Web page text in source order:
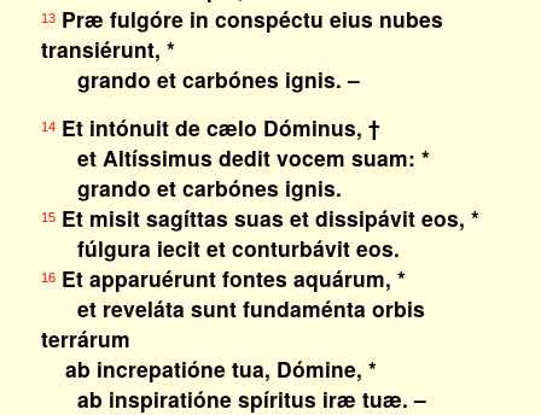
13Præ fulgóre in conspéctu eius nubes
transiérunt, *
grando et carbónes ignis. –
14Et intónuit de cælo Dóminus, †
et Altíssimus dedit vocem suam: *
grando et carbónes ignis.
15Et misit sagíttas suas et dissipávit eos, *
fúlgura iecit et conturbávit eos.
16Et apparuérunt fontes aquárum, *
et reveláta sunt fundaménta orbis
terrárum
ab increpatióne tua, Dómine, *
ab inspiratióne spíritus iræ tuæ. –